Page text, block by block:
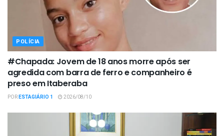
POLÍCIA
#Chapada: Jovem de 18 anos morre após ser
agredida com barra de ferro e companheiro é
preso em Itaberaba
PORESTAGIÁRIO 1 2026/08/10